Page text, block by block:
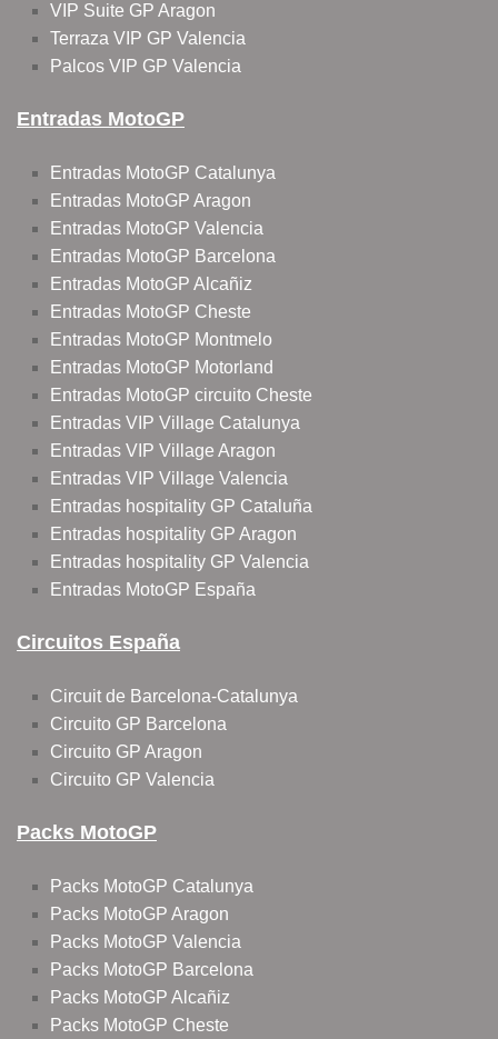
VIP Suite GP Aragon
Terraza VIP GP Valencia
Palcos VIP GP Valencia
Entradas MotoGP
Entradas MotoGP Catalunya
Entradas MotoGP Aragon
Entradas MotoGP Valencia
Entradas MotoGP Barcelona
Entradas MotoGP Alcañiz
Entradas MotoGP Cheste
Entradas MotoGP Montmelo
Entradas MotoGP Motorland
Entradas MotoGP circuito Cheste
Entradas VIP Village Catalunya
Entradas VIP Village Aragon
Entradas VIP Village Valencia
Entradas hospitality GP Cataluña
Entradas hospitality GP Aragon
Entradas hospitality GP Valencia
Entradas MotoGP España
Circuitos España
Circuit de Barcelona-Catalunya
Circuito GP Barcelona
Circuito GP Aragon
Circuito GP Valencia
Packs MotoGP
Packs MotoGP Catalunya
Packs MotoGP Aragon
Packs MotoGP Valencia
Packs MotoGP Barcelona
Packs MotoGP Alcañiz
Packs MotoGP Cheste